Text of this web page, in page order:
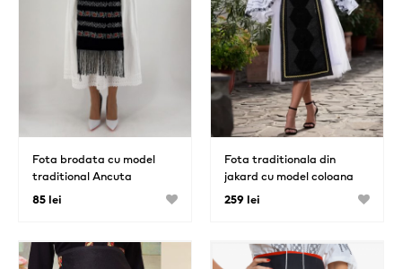
Fota brodata cu model
traditional Ancuta
85 lei
Fota traditionala din
jakard cu model coloana
infinitului
259 lei